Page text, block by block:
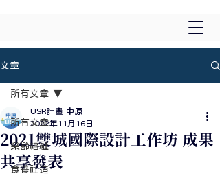
文章
所有文章
樂齡福祉
食養社造
所有文章
2021雙城國際設計工作坊 成果
共享發表
USR計畫 中原
2022年11月16日